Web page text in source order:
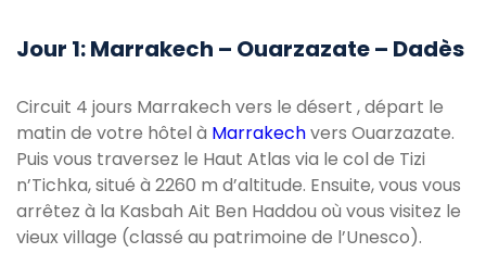
Jour 1: Marrakech – Ouarzazate – Dadès
Circuit 4 jours Marrakech vers le désert , départ le
matin de votre hôtel à Marrakechvers Ouarzazate.
Puis vous traversez le Haut Atlas via le col de Tizi
n’Tichka, situé à 2260 m d’altitude. Ensuite, vous vous
arrêtez à la Kasbah Ait Ben Haddou où vous visitez le
vieux village (classé au patrimoine de l’Unesco).